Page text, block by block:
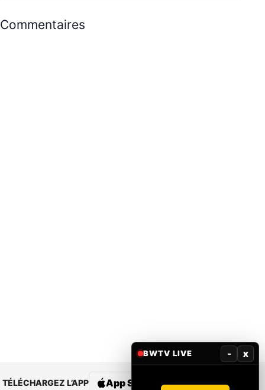
Commentaires
TÉLÉCHARGEZ L’APP App Store Google Play
BWTV LIVE - x